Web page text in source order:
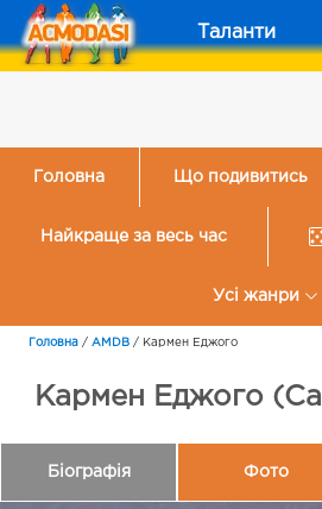
Таланти
Головна Що подивитись
Найкраще за весь час
Усі жанри
Головна / AMDB / Кармен Еджого
Кармен Еджого
Біографія Фото